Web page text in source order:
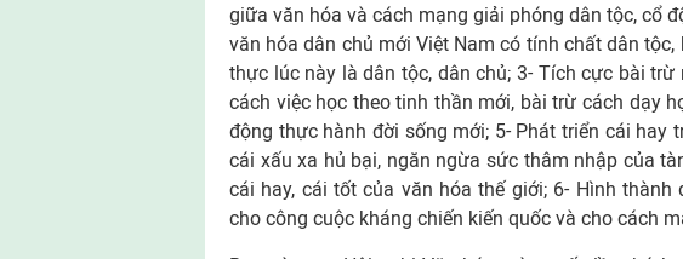
giữa văn hóa và cách mạng giải phóng dân tộc, cổ
văn hóa dân chủ mới Việt Nam có tính chất dân
thực lúc này là dân tộc, dân chủ; 3- Tích cực bài
cách việc học theo tinh thần mới, bài trừ cách dạy
động thực hành đời sống mới; 5- Phát triển cái hay
cái xấu xa hủ bại, ngăn ngừa sức thâm nhập của
cái hay, cái tốt của văn hóa thế giới; 6- Hình
cho công cuộc kháng chiến kiến quốc và cho cách